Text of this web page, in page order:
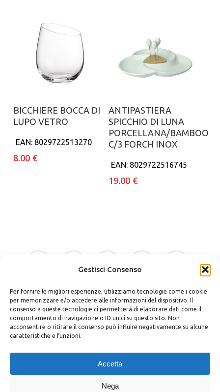
Gestisci Consenso
Per fornire le migliori esperienze, utilizziamo tecnologie come i cookie
per memorizzare e/o accedere alle informazioni del dispositivo. Il
consenso a queste tecnologie ci permetterà di elaborare dati come il
comportamento di navigazione o ID unici su questo sito. Non
acconsentire o ritirare il consenso può influire negativamente su alcune
caratteristiche e funzioni.
Accetta
Nega
Aggiungi al carrello
BICCHIERE BOCCA DI
LUPO VETRO
EAN: 8029722513270
8.00 €
Aggiungi al carrello
ANTIPASTIERA
SPICCHIO DI LUNA
PORCELLANA/BAMBOO
C/3 FORCH INOX
EAN: 8029722516745
19.00 €
facebook
google-
instagram whatsapp tiktok
phone email
P.zza Vittorio Veneto 30 – 96012 Avola (SR)
P.iva 02037400898
Cookie Policy|Termini e Condizioni